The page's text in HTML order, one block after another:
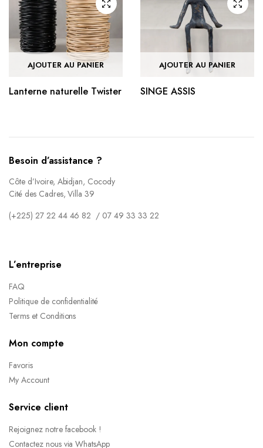
AJOUTER AU PANIER
Lanterne naturelle Twister
AJOUTER AU PANIER
SINGE ASSIS
Besoin d’assistance ?
Côte d’Ivoire, Abidjan, Cocody
Cité des Cadres, Villa 39
(+225) 27 22 44 46 82 / 07 49 33 33 22
L’entreprise
FAQ
Politique de confidentialité
Terms et Conditions
Mon compte
Favoris
My Account
Service client
Rejoignez notre facebook !
Contactez nous via WhatsApp